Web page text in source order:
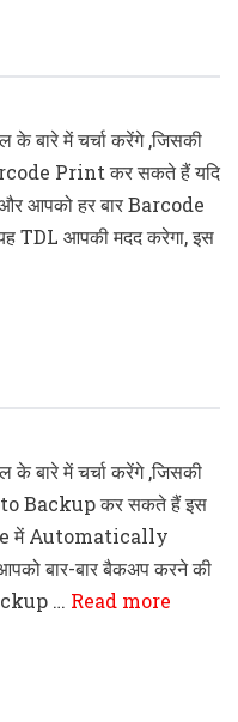
बारे में चर्चा करेंगे ,जिसकी
Print कर सकते हैं यदि
आपको हर बार Barcode
TDL आपकी मदद करेगा, इस
बारे में चर्चा करेंगे ,जिसकी
Backup कर सकते हैं इस
में Automatically
बार-बार बैकअप करने की
… Read more